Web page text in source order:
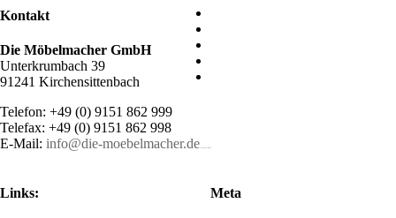
Kontakt
Die Möbelmacher GmbH
Unterkrumbach 39
91241 Kirchensittenbach
Telefon: +49 (0) 9151 862 999
Telefax: +49 (0) 9151 862 998
E-Mail: info@die-moebelmacher.de
Links: Meta